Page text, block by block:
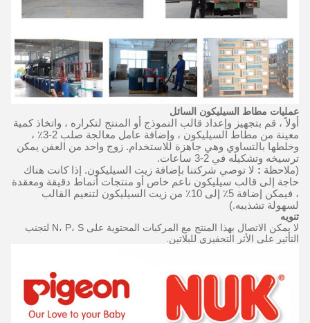
عمليات مطاط السيليكون السائل
أولاً ، قم بتجهيز وإعداد قالب النموذج أو المنتج لتكراره ، واتخاذ كمية
معينة من مطاط السيليكون ، وإضافة عامل معالجة صلب 2-3٪ ،
وخلطها بالتساوي وهي جاهزة للاستخدام. زوج واحد من العفن يمكن
ترسيخه وتشكيله في 2-3 ساعات.
(ملاحظة : لا توصي شركتنا بإضافة زيت السيليكون. إذا كانت هناك
حاجة إلى قالب سيليكون ناعم خاص أو منتجات أنماط دقيقة ومعقدة
، فيمكن إضافة 5٪ إلى 10٪ من زيت السيليكون لتنعيم القالب
لسهولة تشذيبه.)
تنويه
لا يمكن الاتصال بهذا المنتج مع المركبات المحتوية على N، P، S لتجنب
التأثير على الأثر التحفيزي للبلاتين.